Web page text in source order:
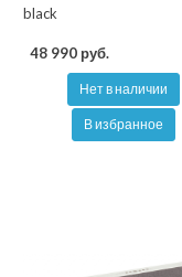
black
48 990 руб.
Нет в наличии
В избранное